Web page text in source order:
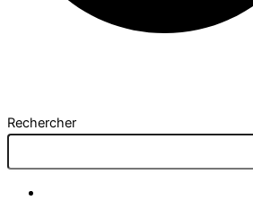
Rechercher